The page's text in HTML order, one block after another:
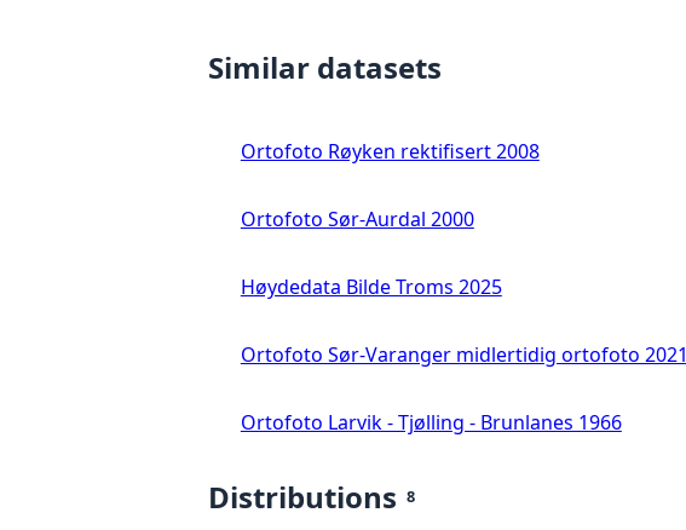
Similar datasets
Ortofoto Røyken rektifisert 2008
Ortofoto Sør-Aurdal 2000
Høydedata Bilde Troms 2025
Ortofoto Sør-Varanger midlertidig ortofoto 2021
Ortofoto Larvik - Tjølling - Brunlanes 1966
Distributions 8